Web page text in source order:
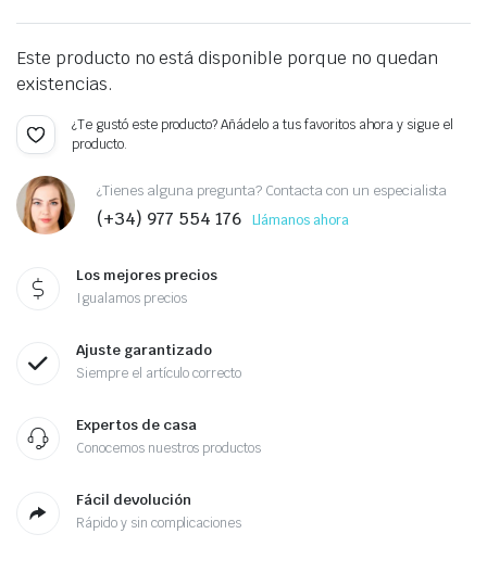
Este producto no está disponible porque no quedan
existencias.
¿Te gustó este producto? Añádelo a tus favoritos ahora y sigue el
producto.
¿Tienes alguna pregunta? Contacta con un especialista
(+34) 977 554 176 Llámanos ahora
Los mejores precios
Igualamos precios
Ajuste garantizado
Siempre el artículo correcto
Expertos de casa
Conocemos nuestros productos
Fácil devolución
Rápido y sin complicaciones